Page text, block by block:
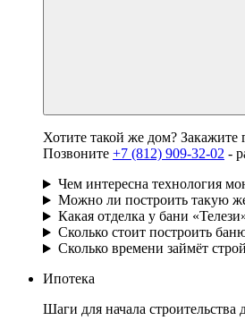
Хотите такой же дом?
Позвоните +7 (812) 909-32-02 -
Чем интересна технология
Можно ли построить такую
Какая отделка у бани
Сколько стоит построить
Сколько времени займёт
Ипотека
Шаги для начала строительства